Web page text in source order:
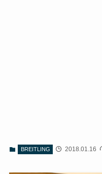
BREITLING 2018.01.16